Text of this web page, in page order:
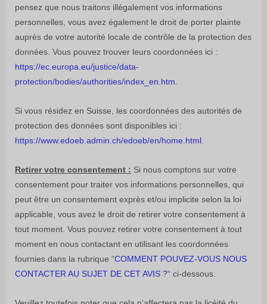
pensez que nous traitons illégalement vos informations
personnelles, vous avez également le droit de porter plainte
auprès de votre autorité locale de contrôle de la protection des
données. Vous pouvez trouver leurs coordonnées ici :
https://ec.europa.eu/justice/data-
protection/bodies/authorities/index_en.htm
Si vous résidez en Suisse, les coordonnées des autorités de
protection des données sont disponibles ici :
https://www.edoeb.admin.ch/edoeb/en/home.html
Retirer votre consentement : Si nous comptons sur votre
consentement pour traiter vos informations personnelles, qui
peut être un consentement exprès et/ou implicite selon la loi
applicable, vous avez le droit de retirer votre consentement à
tout moment. Vous pouvez retirer votre consentement à tout
moment en nous contactant en utilisant les coordonnées
fournies dans la rubrique“COMMENT POUVEZ-VOUS NOUS
CONTACTER AU SUJET DE CET AVIS ?“ ci-dessous